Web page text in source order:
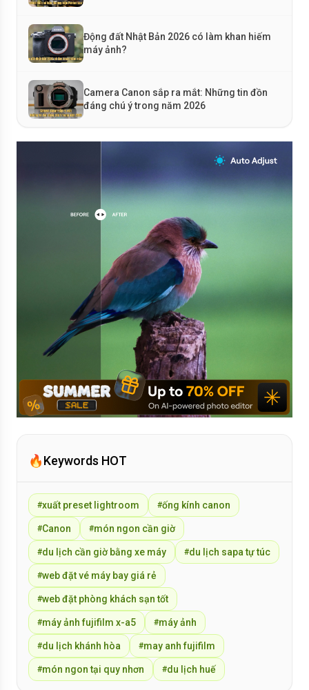
Động đất Nhật Bản 2026 có làm khan hiếm
máy ảnh?
Camera Canon sắp ra mắt: Những tin đồn
đáng chú ý trong năm 2026
🔥Keywords HOT
#xuất preset lightroom #ống kính canon
#Canon #món ngon cần giờ
#du lịch cần giờ bằng xe máy #du lịch sapa tự túc
#web đặt vé máy bay giá rẻ
#web đặt phòng khách sạn tốt
#máy ảnh fujifilm x-a5 #máy ảnh
#du lịch khánh hòa #may anh fujifilm
#món ngon tại quy nhơn #du lịch huế